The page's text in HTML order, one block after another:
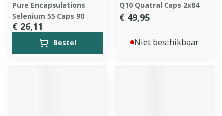
Pure Encapsulations
Selenium 55 Caps 90
€ 26,11
Bestel
Q10 Quatral Caps 2x84
€ 49,95
Niet beschikbaar